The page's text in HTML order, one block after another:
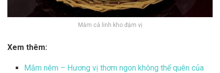
Mắm cá linh kho đậm vị
Xem thêm:
Mắm nêm – Hương vị thơm ngon không thể quên của